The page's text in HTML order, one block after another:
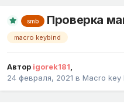
smb Проверка
macro keybind
Автор igorek181,
24 февраля, 2021 в Macro key